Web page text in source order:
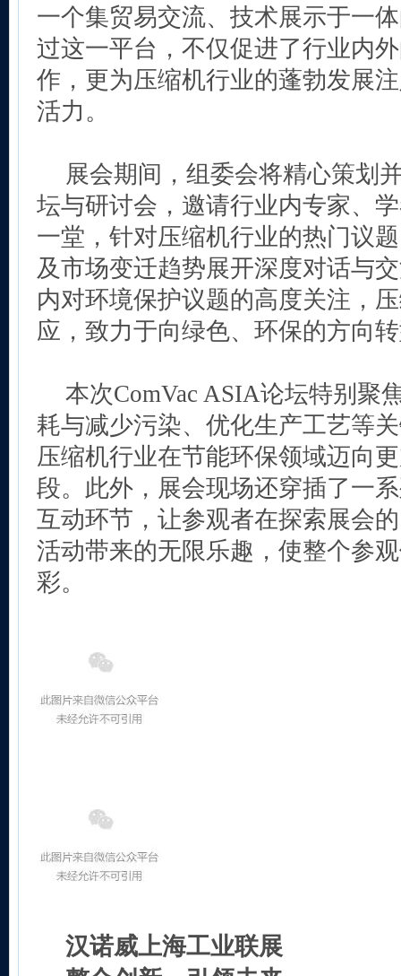
一个集贸易交流、技术展示于一
过这一平台，不仅促进了行业内
作，更为压缩机行业的蓬勃发展
活力。
展会期间，组委会将精心策划
坛与研讨会，邀请行业内专家、
一堂，针对压缩机行业的热门议
及市场变迁趋势展开深度对话与
内对环境保护议题的高度关注，
应，致力于向绿色、环保的方向
本次ComVac ASIA论坛特别聚
耗与减少污染、优化生产工艺等
压缩机行业在节能环保领域迈向
段。此外，展会现场还穿插了一
互动环节，让参观者在探索展会
活动带来的无限乐趣，使整个参
彩。
汉诺威上海工业联展